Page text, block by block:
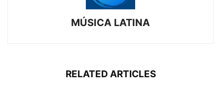
MÚSICA LATINA
RELATED ARTICLES